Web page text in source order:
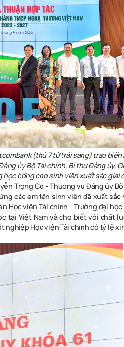
(thứ 7 từ trái sang) trao
ủy Bộ Tài chính, Bí thư Đảng ủy,
bổng cho sinh viên xuất sắc giai
Trọng Cơ - Thường vụ Đảng ủy
các em tân sinh viên đã xuất sắc
Học viện Tài chính - Trường đại
tại Việt Nam và cho biết với chất
Học viện Tài chính có tỷ lệ